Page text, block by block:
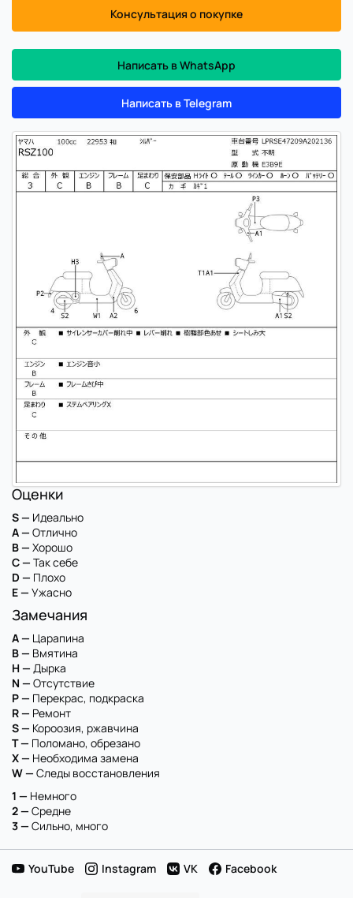
Консультация о покупке
Написать в WhatsApp
Написать в Telegram
Оценки
S — Идеально
A — Отлично
B — Хорошо
C — Так себе
D — Плохо
E — Ужасно
Замечания
A — Царапина
B — Вмятина
H — Дырка
N — Отсутствие
P — Перекрас, подкраска
R — Ремонт
S — Короозия, ржавчина
T — Поломано, обрезано
X — Необходима замена
W — Следы восстановления
1 — Немного
2 — Средне
3 — Сильно, много
YouTube Instagram VK Facebook